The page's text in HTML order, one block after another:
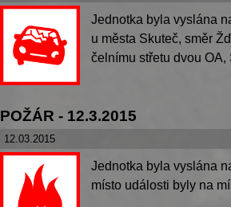
Jednotka byla vyslána
u města Skuteč, směr
čelnímu střetu dvou
POŽÁR - 12.3.2015
12.03.2015
Jednotka byla vyslána
místo události byly na